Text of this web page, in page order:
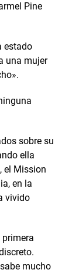
Pine
estado
una mujer
sobre su
ella
el Mission
en la
vivido
mucho